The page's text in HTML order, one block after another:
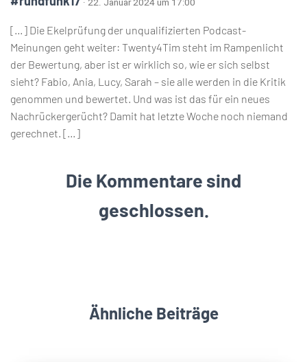
[…] Die Ekelprüfung der unqualifizierten Podcast-
Meinungen geht weiter: Twenty4Tim steht im Rampenlicht
der Bewertung, aber ist er wirklich so, wie er sich selbst
sieht? Fabio, Ania, Lucy, Sarah – sie alle werden in die Kritik
genommen und bewertet. Und was ist das für ein neues
Nachrückergerücht? Damit hat letzte Woche noch niemand
gerechnet. […]
Die Kommentare sind
geschlossen.
Ähnliche Beiträge